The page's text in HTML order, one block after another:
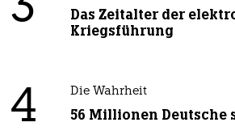
Das Zeitalter der
Kriegsführung
4 Die Wahrheit
56 Millionen Deutsche